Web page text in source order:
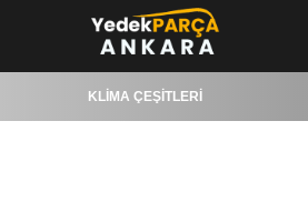
KLİMA ÇEŞİTLERİ